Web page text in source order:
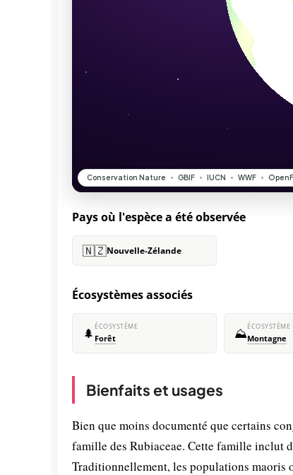
Pays où l'espèce a été observée
🇳🇿Nouvelle-Zélande
Écosystèmes associés
🌲 ÉCOSYSTÈME
Forêt ⛰️ÉCOSYSTÈME
Montagne
Bienfaits et usages
Bien que moins documenté que certains
famille des Rubiaceae. Cette famille inclut
Traditionnellement, les populations maoris